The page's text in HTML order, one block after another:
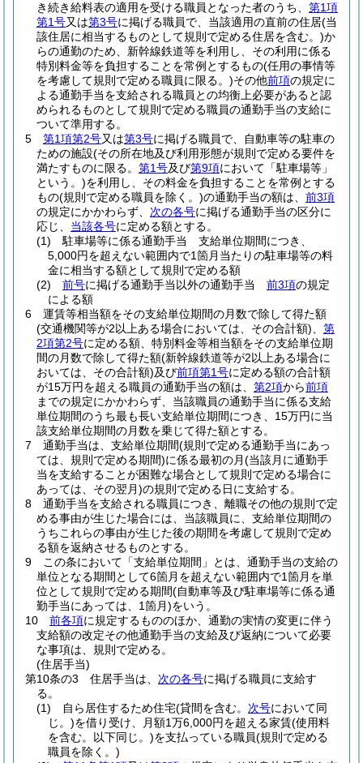
き続き給料表の適用を受ける職員となった者のうち、 第1項
第1号又は第3号に掲げる職員で、当該適用の直前の住居(当
該住居に相当するものとして規則で定める住居を含む。)か
らの通勤のため、新幹線鉄道等を利用し、その利用に係る
特別料金等を負担することを常例とするもの(任用の事情等
を考慮して規則で定める職員に限る。)その他前項の規定に
よる通勤手当を支給される職員との均衡上必要があると認
められるものとして規則で定める職員の通勤手当の支給に
ついて準用する。
5
第1項第2号又は第3号に掲げる職員で、自動車等の駐車の
ための施設(その所在地及び利用形態が規則で定める要件を
満たすものに限る。 第1号及び第9項において「駐車場等」
という。)を利用し、その料金を負担することを常例とする
もの(規則で定める職員を除く。)の通勤手当の額は、 前3項
の規定にかかわらず、 次の各号に掲げる通勤手当の区分に
応じ、 当該各号に定める額とする。
(1)
駐車場等に係る通勤手当 支給単位期間につき、
5,000円を超えない範囲内で1箇月当たりの駐車場等の料
金に相当する額として規則で定める額
(2)
前号に掲げる通勤手当以外の通勤手当 前3項の規定
による額
6
運賃等相当額をその支給単位期間の月数で除して得た額
(交通機関等が2以上ある場合においては、その合計額)
第
2項第2号に定める額、特別料金等相当額をその支給単位期
間の月数で除して得た額(新幹線鉄道等が2以上ある場合に
おいては、その合計額)及び前項第1号に定める額の合計額
が15万円を超える職員の通勤手当の額は、 第2項から前項
までの規定にかかわらず、当該職員の通勤手当に係る支給
単位期間のうち最も長い支給単位期間につき、15万円に当
該支給単位期間の月数を乗じて得た額とする。
7
通勤手当は、支給単位期間(規則で定める通勤手当にあっ
ては、規則で定める期間)に係る最初の月(当該月に通勤手
当を支給することが困難な場合として規則で定める場合に
あっては、その翌月)の規則で定める日に支給する。
8
通勤手当を支給される職員につき、離職その他の規則で定
める事由が生じた場合には、当該職員に、支給単位期間の
うちこれらの事由が生じた後の期間を考慮して規則で定め
る額を返納させるものとする。
9
この条において「支給単位期間」とは、通勤手当の支給の
単位となる期間として6箇月を超えない範囲内で1箇月を単
位として規則で定める期間(自動車等及び駐車場等に係る通
勤手当にあっては、1箇月)をいう。
10
前各項に規定するもののほか、通勤の実情の変更に伴う
支給額の改定その他通勤手当の支給及び返納について必要
な事項は、規則で定める。
(住居手当)
第10条の3
住居手当は、 次の各号に掲げる職員に支給す
る。
(1)
自ら居住するため住宅(貸間を含む。 次号において同
じ。)を借り受け、月額1万6,000円を超える家賃(使用料
を含む。以下同じ。)を支払っている職員(規則で定める
職員を除く。)